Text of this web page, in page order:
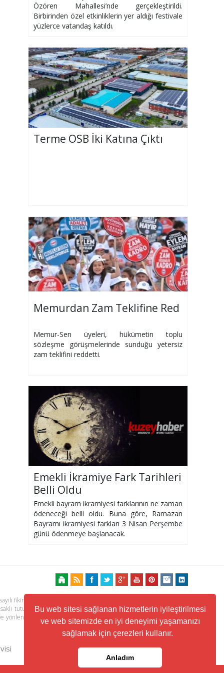
Bu web sitesi sağlanan hizmetlerin iyileştirilmesi
ve web sitemizde en iyi deneyimi yaşamanızı
sağlamak için çerezleri kullanır.
Anladım
Özören Mahallesi’nde gerçekleştirildi.
Birbirinden özel etkinliklerin yer aldığı festivale
yüzlerce vatandaş katıldı.
Terme OSB İki Katına Çıktı
Memurdan Zam Teklifine Red
Memur-Sen üyeleri, hükümetin toplu
sözleşme görüşmelerinde sunduğu yetersiz
zam teklifini reddetti.
Emekli İkramiye Fark Tarihleri
Belli Oldu
Emekli bayram ikramiyesi farklarının ne zaman
ödeneceği belli oldu. Buna göre, Ramazan
Bayramı ikramiyesi farkları 3 Nisan Perşembe
günü ödenmeye başlanacak.
fikir ve sanat eserleri kanunu ile korunmaktadır. Her türlü haber,
tutulmaktadır. Yayınlanan köşe yazılarından, haberlere ve köşe
yönlendiren linklerin içeriklerinden www.kuzeyhaber.com sorumlu
Trafik ve Yol Durumu